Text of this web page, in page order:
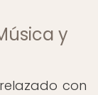
y
con